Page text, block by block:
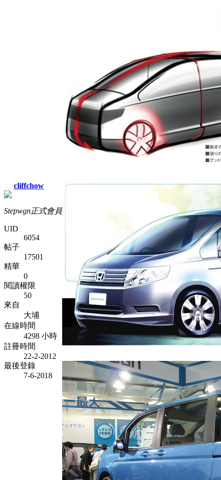
cliffchow
Stepwgn正式會員
UID
6054
帖子
17501
精華
0
閱讀權限
50
來自
大埔
在線時間
4298 小時
註冊時間
22-2-2012
最後登錄
7-6-2018